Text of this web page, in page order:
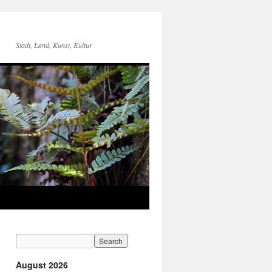
Stadt, Land, Kunst, Kultur
August 2026